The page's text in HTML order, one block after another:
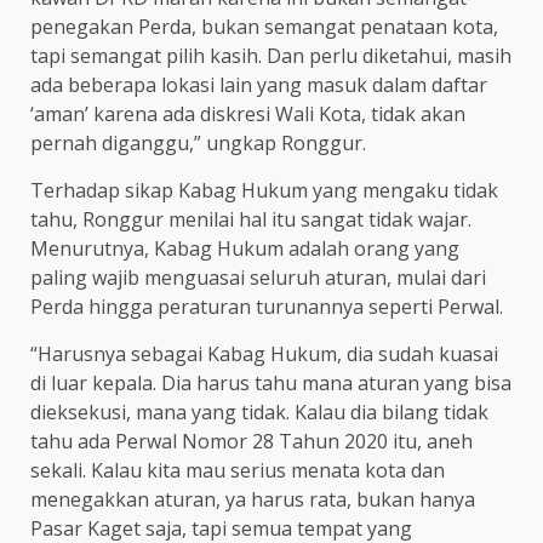
penegakan Perda, bukan semangat penataan kota,
tapi semangat pilih kasih. Dan perlu diketahui, masih
ada beberapa lokasi lain yang masuk dalam daftar
‘aman’ karena ada diskresi Wali Kota, tidak akan
pernah diganggu,” ungkap Ronggur.
Terhadap sikap Kabag Hukum yang mengaku tidak
tahu, Ronggur menilai hal itu sangat tidak wajar.
Menurutnya, Kabag Hukum adalah orang yang
paling wajib menguasai seluruh aturan, mulai dari
Perda hingga peraturan turunannya seperti Perwal.
“Harusnya sebagai Kabag Hukum, dia sudah kuasai
di luar kepala. Dia harus tahu mana aturan yang bisa
dieksekusi, mana yang tidak. Kalau dia bilang tidak
tahu ada Perwal Nomor 28 Tahun 2020 itu, aneh
sekali. Kalau kita mau serius menata kota dan
menegakkan aturan, ya harus rata, bukan hanya
Pasar Kaget saja, tapi semua tempat yang